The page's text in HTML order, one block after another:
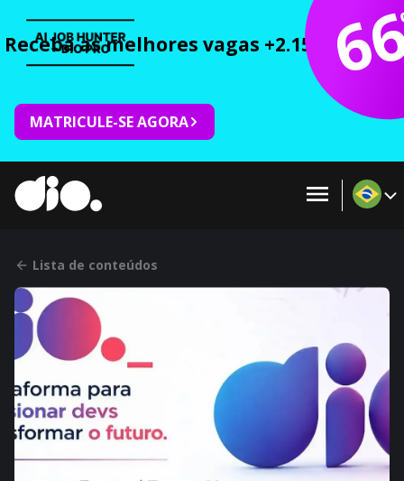
Receba as melhores vagas +2.150 cursos
MATRICULE-SE AGORA
Lista de conteúdos